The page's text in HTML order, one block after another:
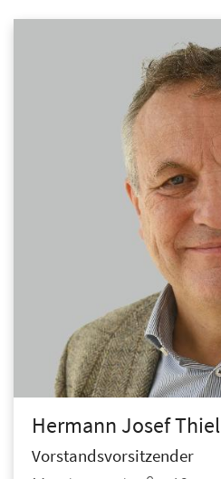
Hermann JosefThiel
Vorstandsvorsitzender